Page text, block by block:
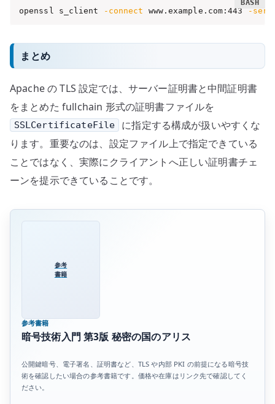
openssl s_client -connect www.example.com:443 -
まとめ
Apache の TLS 設定では、サーバー証明書と中間証明書
をまとめた fullchain 形式の証明書ファイルを
SSLCertificateFile
に指定する構成が扱いやすくな
ります。重要なのは、設定ファイル上で指定できている
ことではなく、実際にクライアントへ正しい証明書チェ
ーンを提示できていることです。
参考
書籍
参考書籍
暗号技術入門 第3版 秘密の国のアリス
公開鍵暗号、電子署名、証明書など、TLS や内部 PKI の前提になる暗号技
術を確認したい場合の参考書籍です。価格や在庫はリンク先で確認してく
ださい。